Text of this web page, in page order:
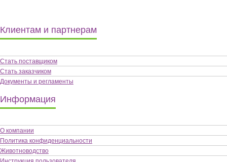
Клиентам и партнерам
Стать поставщиком
Стать заказчиком
Документы и регламенты
Информация
О компании
Политика конфиденциальности
Животноводство